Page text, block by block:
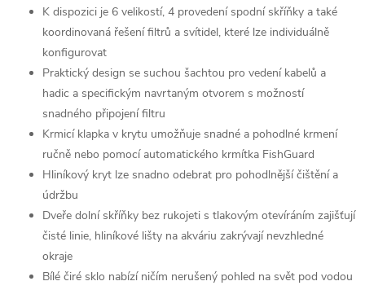
K dispozici je 6 velikostí, 4 provedení spodní skříňky a také
koordinovaná řešení filtrů a svítidel, které lze individuálně
konfigurovat
Praktický design se suchou šachtou pro vedení kabelů a
hadic a specifickým navrtaným otvorem s možností
snadného připojení filtru
Krmicí klapka v krytu umožňuje snadné a pohodlné krmení
ručně nebo pomocí automatického krmítka FishGuard
Hliníkový kryt lze snadno odebrat pro pohodlnější čištění a
údržbu
Dveře dolní skříňky bez rukojeti s tlakovým otevíráním zajišťují
čisté linie, hliníkové lišty na akváriu zakrývají nevzhledné
okraje
Bílé čiré sklo nabízí ničím nerušený pohled na svět pod vodou